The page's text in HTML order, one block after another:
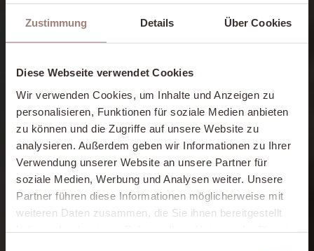
Zustimmung Details Über Cookies
Diese Webseite verwendet Cookies
Wir verwenden Cookies, um Inhalte und Anzeigen zu
personalisieren, Funktionen für soziale Medien anbieten
zu können und die Zugriffe auf unsere Website zu
analysieren. Außerdem geben wir Informationen zu Ihrer
Verwendung unserer Website an unsere Partner für
soziale Medien, Werbung und Analysen weiter. Unsere
Partner führen diese Informationen möglicherweise mit
weiteren Daten zusammen, die Sie ihnen bereitgestellt